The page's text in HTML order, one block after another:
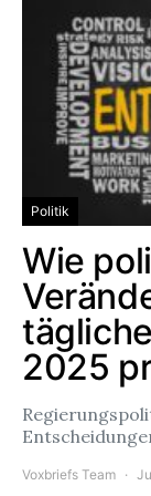
Politik
Wie
2025
Voxbriefs Team